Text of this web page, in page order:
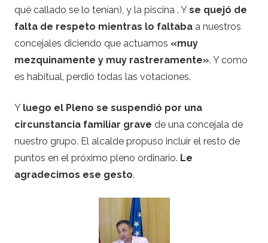
qué callado se lo tenían), y la piscina . Y se quejó de
falta de respeto mientras lo faltaba a nuestros
concejales diciendo que actuamos «muy
mezquinamente y muy rastreramente». Y como
es habitual, perdió todas las votaciones.
Y luego el Pleno se suspendió por una
circunstancia familiar grave de una concejala de
nuestro grupo. El alcalde propuso incluir el resto de
puntos en el próximo pleno ordinario. Le
agradecimos ese gesto.